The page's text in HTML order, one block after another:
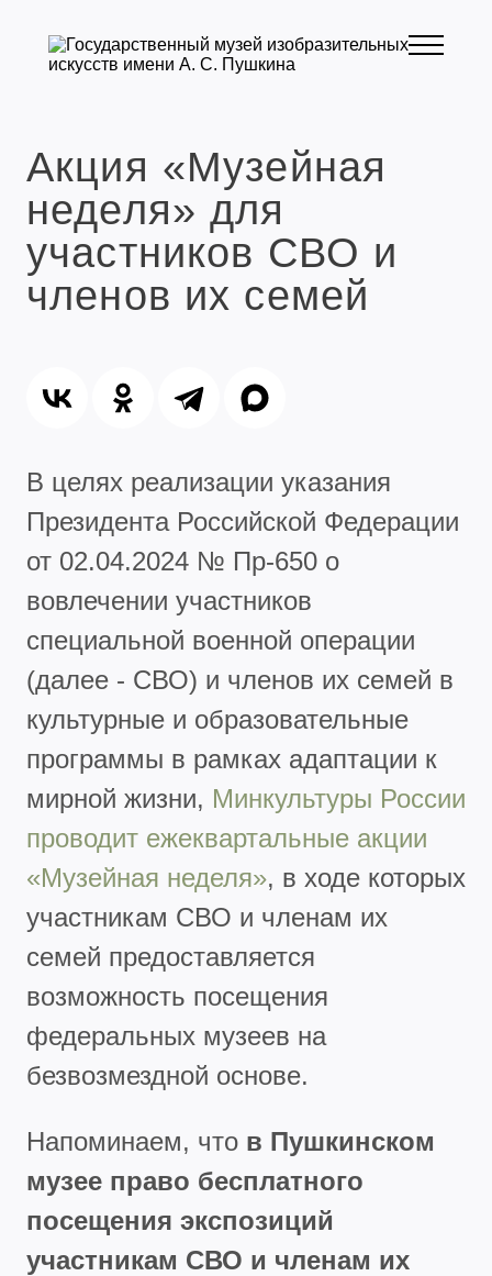
Акция «Музейная
неделя» для
участников СВО и
членов их семей
В целях реализации указания
Президента Российской Федерации
от 02.04.2024 № Пр-650 о
вовлечении участников
специальной военной операции
(далее - СВО) и членов их семей в
культурные и образовательные
программы в рамках адаптации к
мирной жизни, Минкультуры России
проводит ежеквартальные акции
«Музейная неделя», в ходе которых
участникам СВО и членам их
семей предоставляется
возможность посещения
федеральных музеев на
безвозмездной основе.
Напоминаем, что в Пушкинском
музее право бесплатного
посещения экспозиций
участникам СВО и членам их